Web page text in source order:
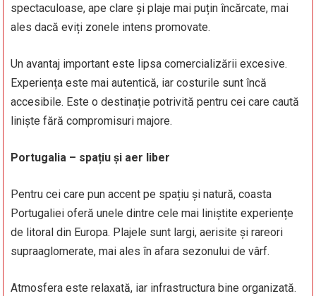
spectaculoase, ape clare și plaje mai puțin încărcate, mai
ales dacă eviți zonele intens promovate.
Un avantaj important este lipsa comercializării excesive.
Experiența este mai autentică, iar costurile sunt încă
accesibile. Este o destinație potrivită pentru cei care caută
liniște fără compromisuri majore.
Portugalia – spațiu și aer liber
Pentru cei care pun accent pe spațiu și natură, coasta
Portugaliei oferă unele dintre cele mai liniștite experiențe
de litoral din Europa. Plajele sunt largi, aerisite și rareori
supraaglomerate, mai ales în afara sezonului de vârf.
Atmosfera este relaxată, iar infrastructura bine organizată.